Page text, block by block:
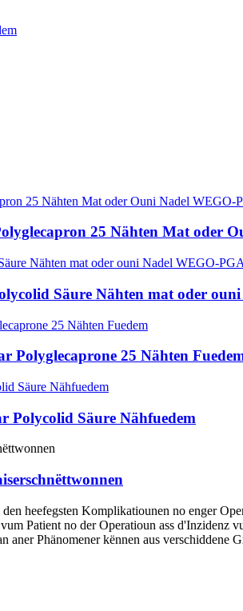
25 Nähten Mat oder
Säure Nähten mat oder
Polyglecaprone 25 Nähten
Polycolid Säure Nähfuedem
heefegsten Komplikatiounen no enger
Patient no der Operatioun ass d'Inzidenz
Phänomener kënnen aus verschiddene